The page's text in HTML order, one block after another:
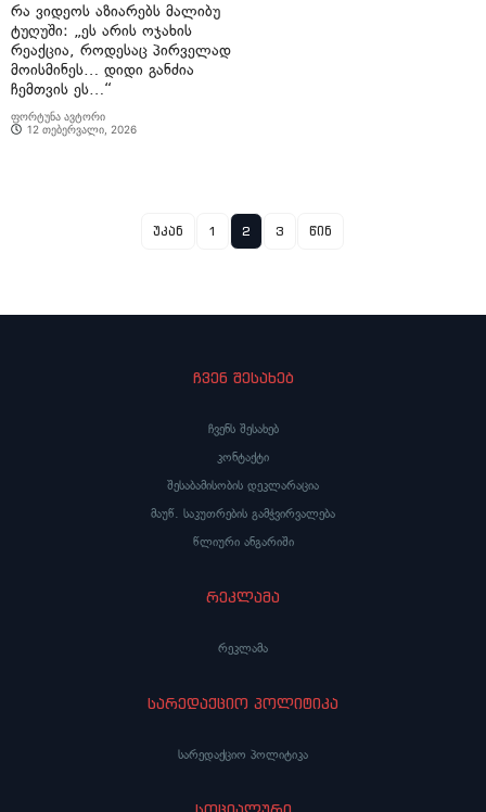
რა ვიდეოს აზიარებს მალიბუ
ტუღუში: „ეს არის ოჯახის
რეაქცია, როდესაც პირველად
მოისმინეს… დიდი განძია
ჩემთვის ეს…“
ფორტუნა ავტორი
12 თებერვალი, 2026
უკან 1 2 3 წინ
ჩვენ შესახებ
ჩვენს შესახებ
კონტაქტი
შესაბამისობის დეკლარაცია
მაუწ. საკუთრების გამჭვირვალება
წლიური ანგარიში
რეკლამა
რეკლამა
სარედაქციო პოლიტიკა
სარედაქციო პოლიტიკა